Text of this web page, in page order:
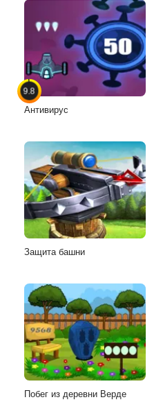
9.8
Антивирус
Защита башни
Побег из деревни Верде